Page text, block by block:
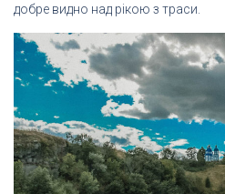
добре видно над рікою з траси.